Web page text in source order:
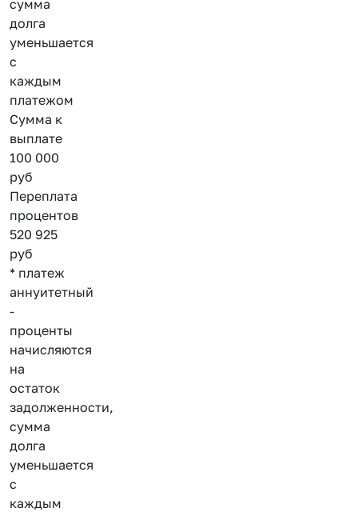
сумма
долга
уменьшается
с
каждым
платежом
Сумма к
выплате
100 000
руб
Переплата
процентов
520 925
руб
* платеж
аннуитетный
-
проценты
начисляются
на
остаток
задолженности,
сумма
долга
уменьшается
с
каждым